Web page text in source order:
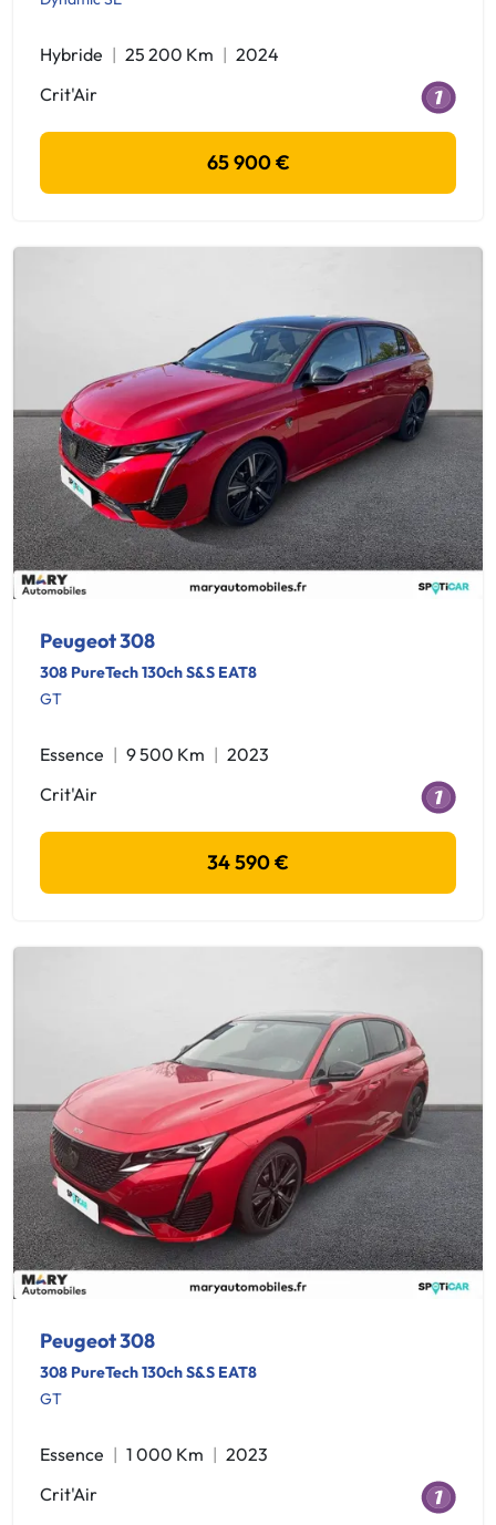
Hybride 25 200 Km
2024
Crit'Air
65 900 €
Peugeot 308
308 PureTech 130ch S&S EAT8
GT
Essence 9 500 Km
2023
Crit'Air
34 590 €
Peugeot 308
308 PureTech 130ch S&S EAT8
GT
Essence 1 000 Km
2023
Crit'Air